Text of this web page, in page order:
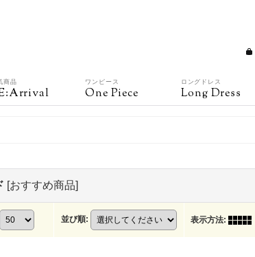
商品 ワンピース
One Piece
ロングドレス
Long Dress
[おすすめ商品]
並び順: 表示方法: